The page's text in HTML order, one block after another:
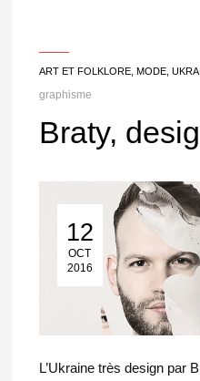
ART ET FOLKLORE, MODE,
graphisme
Braty,
12
OCT
2016
12 Oct 2016
L’Ukraine très design par